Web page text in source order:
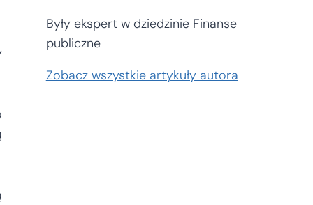
Były ekspert w dziedzinie Finanse
publiczne
Zobacz wszystkie artykuły autora